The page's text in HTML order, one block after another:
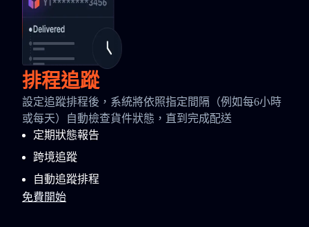
排程追蹤
設定追蹤排程後，系統將依照指定間隔（例如每6小時
或每天）自動檢查貨件狀態，直到完成配送
定期狀態報告
跨境追蹤
自動追蹤排程
免費開始